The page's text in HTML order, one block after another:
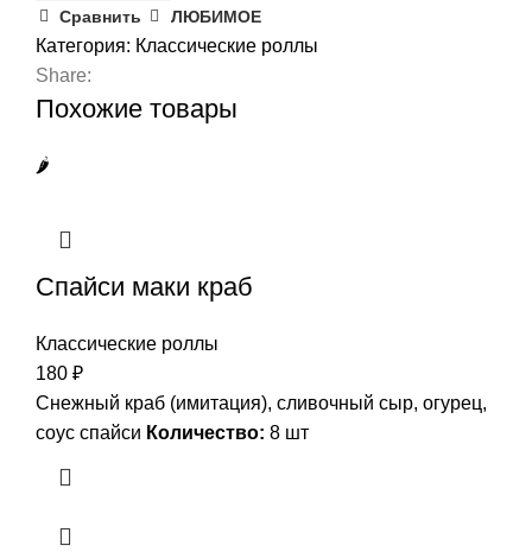
Сравнить ЛЮБИМОЕ
Категория: Классические роллы
Share:
Похожие товары
🌶️
Спайси маки краб
Классические роллы
180 ₽
Снежный краб (имитация), сливочный сыр, огурец,
соус спайси Количество: 8 шт